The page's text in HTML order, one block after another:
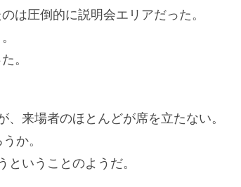
は圧倒的に説明会エリアだった。
。
来場者のほとんどが席を立たない。
か。
いうことのようだ。